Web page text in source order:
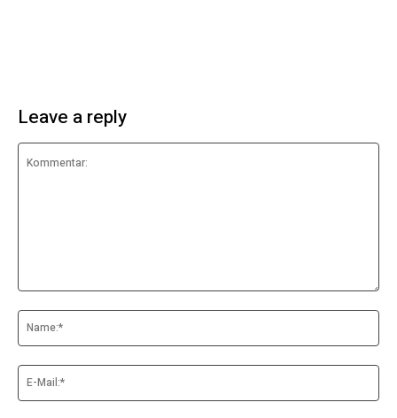
Leave a reply
E-